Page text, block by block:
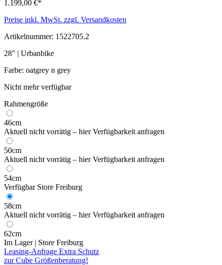
1.199,00 €*
Preise inkl. MwSt. zzgl. Versandkosten
Artikelnummer: 1522705.2
28" | Urbanbike
Farbe: oatgrey n grey
Nicht mehr verfügbar
Rahmengröße
46cm
Aktuell nicht vorrätig – hier Verfügbarkeit anfragen
50cm
Aktuell nicht vorrätig – hier Verfügbarkeit anfragen
54cm
Verfügbar Store Freiburg
58cm
Aktuell nicht vorrätig – hier Verfügbarkeit anfragen
62cm
Im Lager | Store Freiburg
Leasing-Anfrage Extra Schutz
zur Cube Größenberatung!